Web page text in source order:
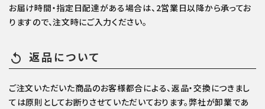
お届け時間・指定日配達がある場合は、2営業日以降から承ってお
りますので、注文時にご入力ください。
replay 返品について
ご注文いただいた商品のお客様都合による、返品・交換につきまし
ては原則としてお断りさせていただいております。弊社が卸業であ